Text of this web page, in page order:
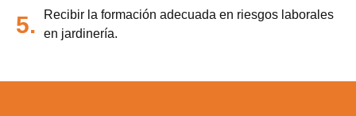
5.
Recibir la formación adecuada en riesgos laborales
en jardinería.